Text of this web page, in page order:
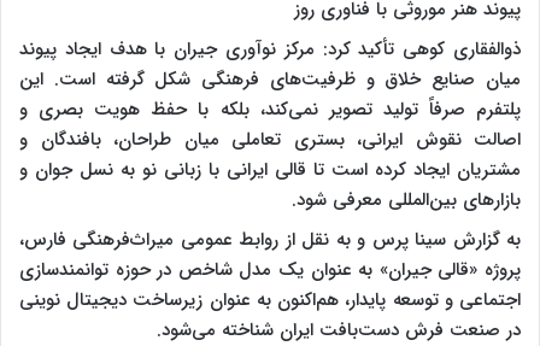
پیوند هنر موروثی با فناوری روز
ذوالفقاری کوهی تأکید کرد: مرکز نوآوری جیران با هدف ایجاد پیوند
میان صنایع خلاق و ظرفیت‌های فرهنگی شکل گرفته است. این
پلتفرم صرفاً تولید تصویر نمی‌کند، بلکه با حفظ هویت بصری و
اصالت نقوش ایرانی، بستری تعاملی میان طراحان، بافندگان و
مشتریان ایجاد کرده است تا قالی ایرانی با زبانی نو به نسل جوان و
بازارهای بین‌المللی معرفی شود.
به گزارش سینا پرس و به نقل از روابط عمومی میراث‌فرهنگی فارس،
پروژه «قالی جیران» به عنوان یک مدل شاخص در حوزه توانمندسازی
اجتماعی و توسعه پایدار، هم‌اکنون به عنوان زیرساخت دیجیتال نوینی
در صنعت فرش دست‌بافت ایران شناخته می‌شود.